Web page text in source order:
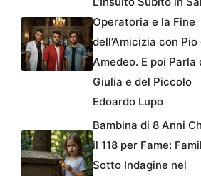
Operatoria e la Fine
dell’Amicizia con Pio
Amedeo. E poi Parla
Giulia e del Piccolo
Edoardo Lupo
Bambina di 8 Anni
il 118 per Fame:
Sotto Indagine nel